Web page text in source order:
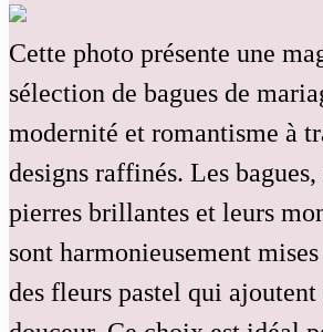
Cette photo présente une
sélection de bagues de
modernité et romantisme à
designs raffinés. Les
pierres brillantes et leurs
sont harmonieusement
des fleurs pastel qui ajoutent